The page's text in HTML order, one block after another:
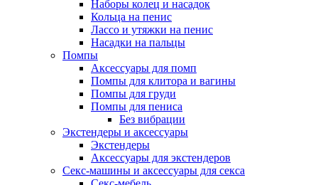
Наборы колец и насадок
Кольца на пенис
Лассо и утяжки на пенис
Насадки на пальцы
Помпы
Аксессуары для помп
Помпы для клитора и вагины
Помпы для груди
Помпы для пениса
Без вибрации
Экстендеры и аксессуары
Экстендеры
Аксессуары для экстендеров
Секс-машины и аксессуары для секса